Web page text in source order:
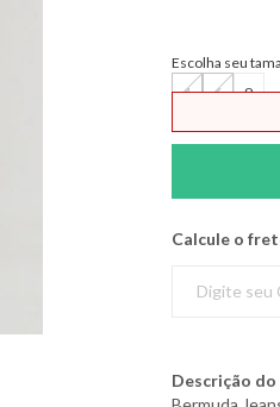
Escolha seu
4 6 8
Calcule o
Descrição